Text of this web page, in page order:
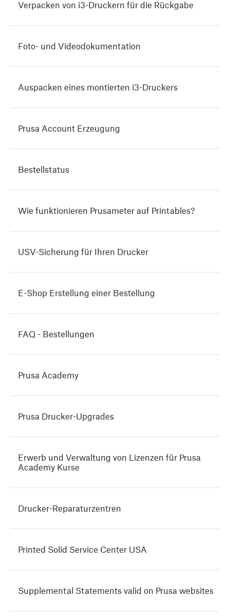
Verpacken von i3-Druckern für die Rückgabe
Foto- und Videodokumentation
Auspacken eines montierten i3-Druckers
Prusa Account Erzeugung
Bestellstatus
Wie funktionieren Prusameter auf Printables?
USV-Sicherung für Ihren Drucker
E-Shop Erstellung einer Bestellung
FAQ - Bestellungen
Prusa Academy
Prusa Drucker-Upgrades
Erwerb und Verwaltung von Lizenzen für Prusa
Academy Kurse
Drucker-Reparaturzentren
Printed Solid Service Center USA
Supplemental Statements valid on Prusa websites